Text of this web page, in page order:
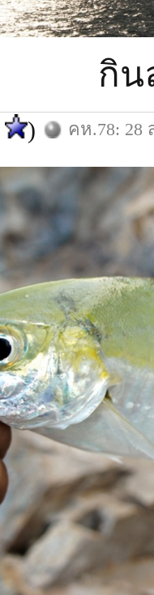
กิน
) คห.78: 28